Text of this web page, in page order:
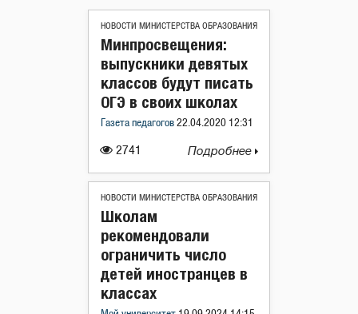
НОВОСТИ МИНИСТЕРСТВА ОБРАЗОВАНИЯ
2741
Минпросвещения:
выпускники девятых
классов будут писать
ОГЭ в своих школах
Газета педагогов 22.04.2020 12:31
Подробнее
НОВОСТИ МИНИСТЕРСТВА ОБРАЗОВАНИЯ
Школам
рекомендовали
ограничить число
детей иностранцев в
классах